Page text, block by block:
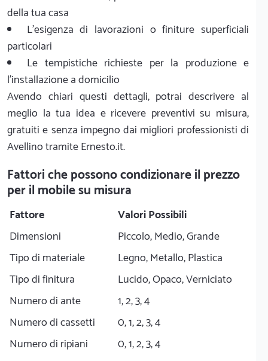
della tua casa
L'esigenza di lavorazioni o finiture superficiali
particolari
Le tempistiche richieste per la produzione e
l'installazione a domicilio
Avendo chiari questi dettagli, potrai descrivere al
meglio la tua idea e ricevere preventivi su misura,
gratuiti e senza impegno dai migliori professionisti di
Avellino tramite Ernesto.it.
Fattori che possono condizionare il prezzo
per il mobile su misura
Fattore
Valori Possibili
Dimensioni
Piccolo, Medio, Grande
Tipo di materiale
Legno, Metallo, Plastica
Tipo di finitura
Lucido, Opaco, Verniciato
Numero di ante
1, 2, 3, 4
Numero di cassetti
0, 1, 2, 3, 4
Numero di ripiani
0, 1, 2, 3, 4